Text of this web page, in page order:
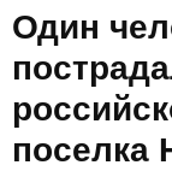
Один
поселка